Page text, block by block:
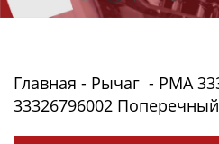
Контакты
Главная - Рычаг - PMA
33326796002